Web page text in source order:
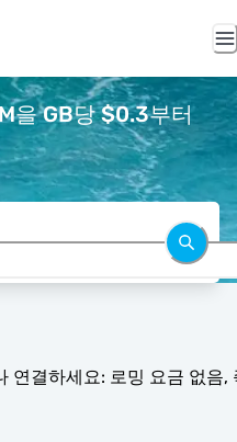
을 GB당 $0.3부터
연결하세요: 로밍 요금 없음,